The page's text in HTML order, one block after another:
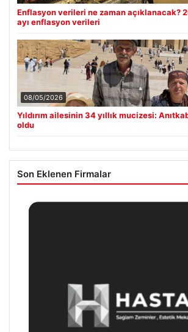
Enflasyon verileri ne zaman açıklanacak?
ayı enflasyon verileri
08/05/2026
Yıldırım ailesinin 34 yıllık mucizesi:
oldu
Son Eklenen Firmalar